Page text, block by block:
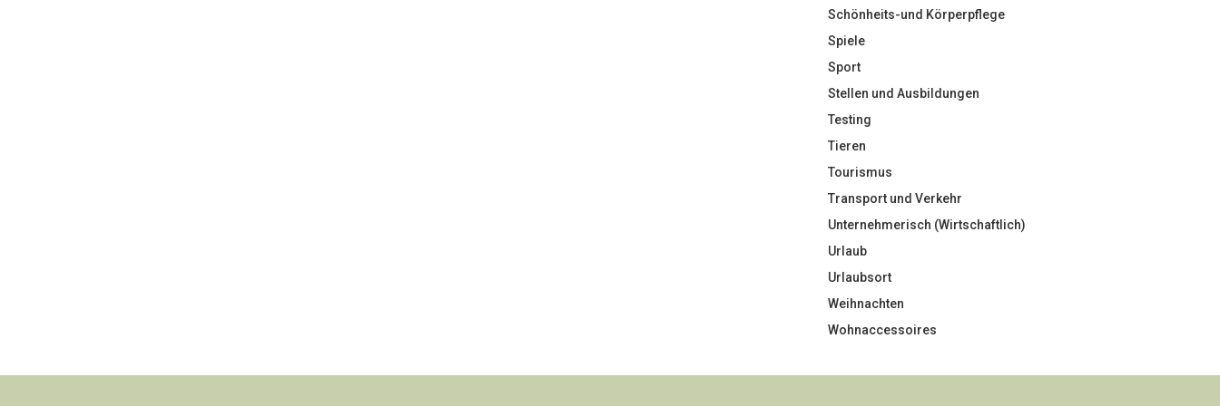
Schönheits-und Körperpflege
Spiele
Sport
Stellen und Ausbildungen
Testing
Tieren
Tourismus
Transport und Verkehr
Unternehmerisch (Wirtschaftlich)
Urlaub
Urlaubsort
Weihnachten
Wohnaccessoires